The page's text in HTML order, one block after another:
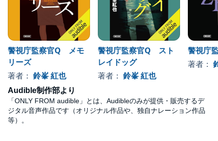
警視庁監察官Q メモ
リーズ
著者： 鈴峯 紅也
警視庁監察官Q スト
レイドッグ
著者： 鈴峯 紅也
警視庁
著者：
Audible制作部より
「ONLY FROM audible」とは、Audibleのみが提供・販売するデ
ジタル音声作品です（オリジナル作品や、独自ナレーション作品
等）。